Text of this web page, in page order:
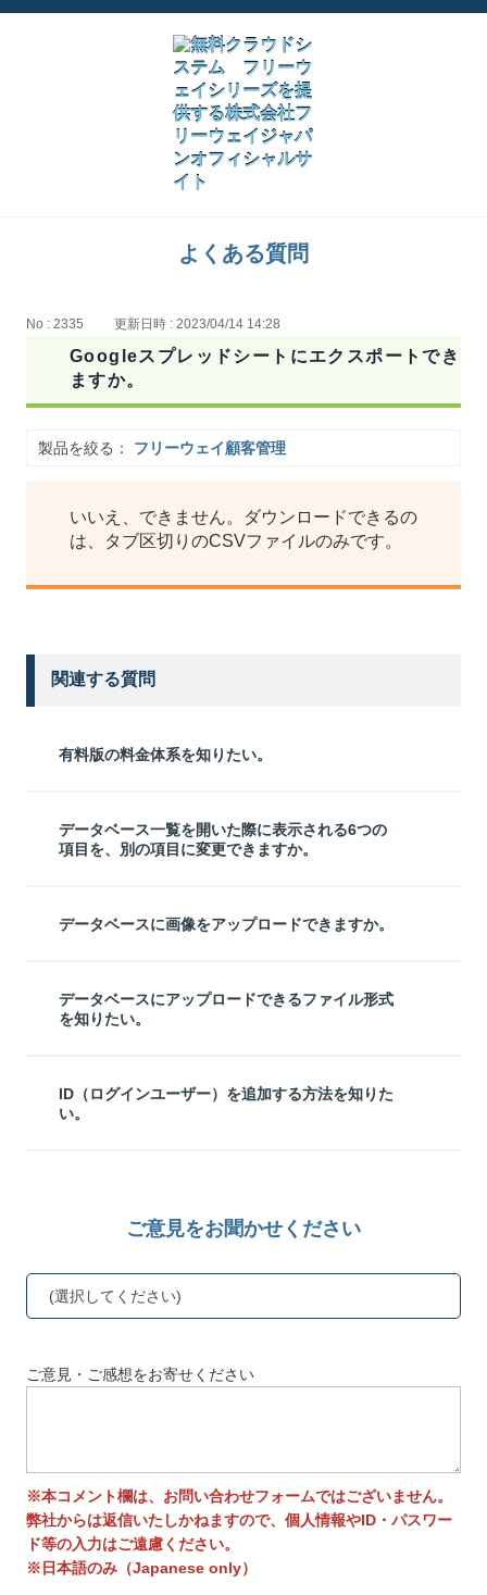
よくある質問
No : 2335 更新日時 : 2023/04/14 14:28
Googleスプレッドシートにエクスポートでき
ますか。
製品を絞る： フリーウェイ顧客管理
いいえ、できません。ダウンロードできるの
は、タブ区切りのCSVファイルのみです。
関連する質問
有料版の料金体系を知りたい。
データベース一覧を開いた際に表示される6つの
項目を、別の項目に変更できますか。
データベースに画像をアップロードできますか。
データベースにアップロードできるファイル形式
を知りたい。
ID（ログインユーザー）を追加する方法を知りた
い。
ご意見をお聞かせください
(選択してください)
ご意見・ご感想をお寄せください
※本コメント欄は、お問い合わせフォームではございません。
弊社からは返信いたしかねますので、個人情報やID・パスワー
ド等の入力はご遠慮ください。
※日本語のみ（Japanese only）